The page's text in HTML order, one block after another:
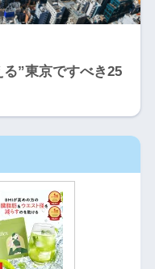
”東京ですべき25